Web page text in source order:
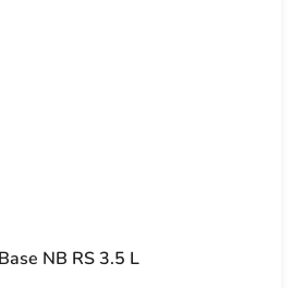
NB RS 3.5 L